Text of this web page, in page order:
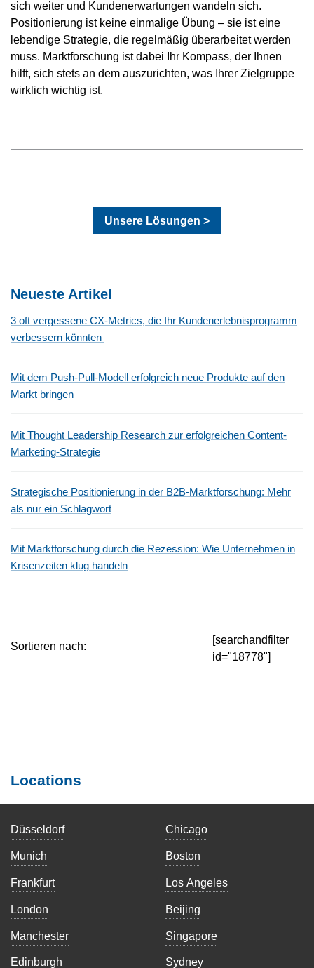
sich weiter und Kundenerwartungen wandeln sich.
Positionierung ist keine einmalige Übung – sie ist eine
lebendige Strategie, die regelmäßig überarbeitet werden
muss. Marktforschung ist dabei Ihr Kompass, der Ihnen
hilft, sich stets an dem auszurichten, was Ihrer Zielgruppe
wirklich wichtig ist.
Unsere Lösungen >
Neueste Artikel
3 oft vergessene CX-Metrics, die Ihr Kundenerlebnisprogramm
verbessern könnten
Mit dem Push-Pull-Modell erfolgreich neue Produkte auf den
Markt bringen
Mit Thought Leadership Research zur erfolgreichen Content-
Marketing-Strategie
Strategische Positionierung in der B2B-Marktforschung: Mehr
als nur ein Schlagwort
Mit Marktforschung durch die Rezession: Wie Unternehmen in
Krisenzeiten klug handeln
Sortieren nach:
[searchandfilter
id="18778"]
Locations
Düsseldorf
Munich
Frankfurt
London
Manchester
Edinburgh
Chicago
Boston
Los Angeles
Beijing
Singapore
Sydney